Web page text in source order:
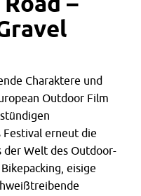
Charaktere und
Outdoor Film
erneut die
der Welt des Outdoor-
eisige